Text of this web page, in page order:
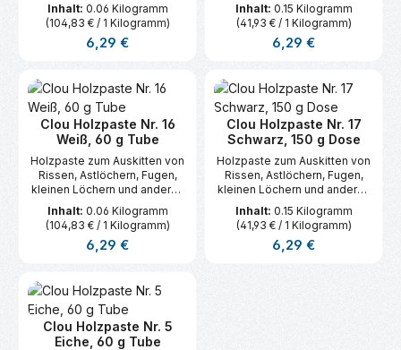
Inhalt: 0.06 Kilogramm
(104,83 € / 1 Kilogramm)
Regulärer Preis:
6,29 €
Inhalt: 0.15 Kilogramm
(41,93 € / 1 Kilogramm)
Regulärer Preis:
6,29 €
Clou Holzpaste Nr. 16
Weiß, 60 g Tube
Holzpaste zum Auskitten von
Rissen, Astlöchern, Fugen,
kleinen Löchern und anderen
Inhalt: 0.06 Kilogramm
(104,83 € / 1 Kilogramm)
Regulärer Preis:
6,29 €
Clou Holzpaste Nr. 17
Schwarz, 150 g Dose
Holzpaste zum Auskitten von
Rissen, Astlöchern, Fugen,
kleinen Löchern und anderen
Inhalt: 0.15 Kilogramm
(41,93 € / 1 Kilogramm)
Regulärer Preis:
6,29 €
Clou Holzpaste Nr. 5
Eiche, 60 g Tube